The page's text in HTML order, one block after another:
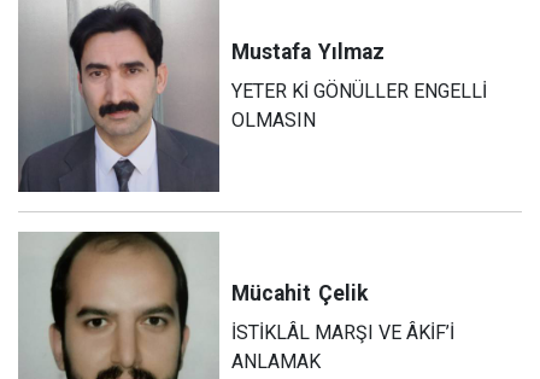
Mustafa Yılmaz
YETER Kİ GÖNÜLLER ENGELLİ
OLMASIN
Mücahit Çelik
İSTİKLÂL MARŞI VE ÂKİF’İ
ANLAMAK